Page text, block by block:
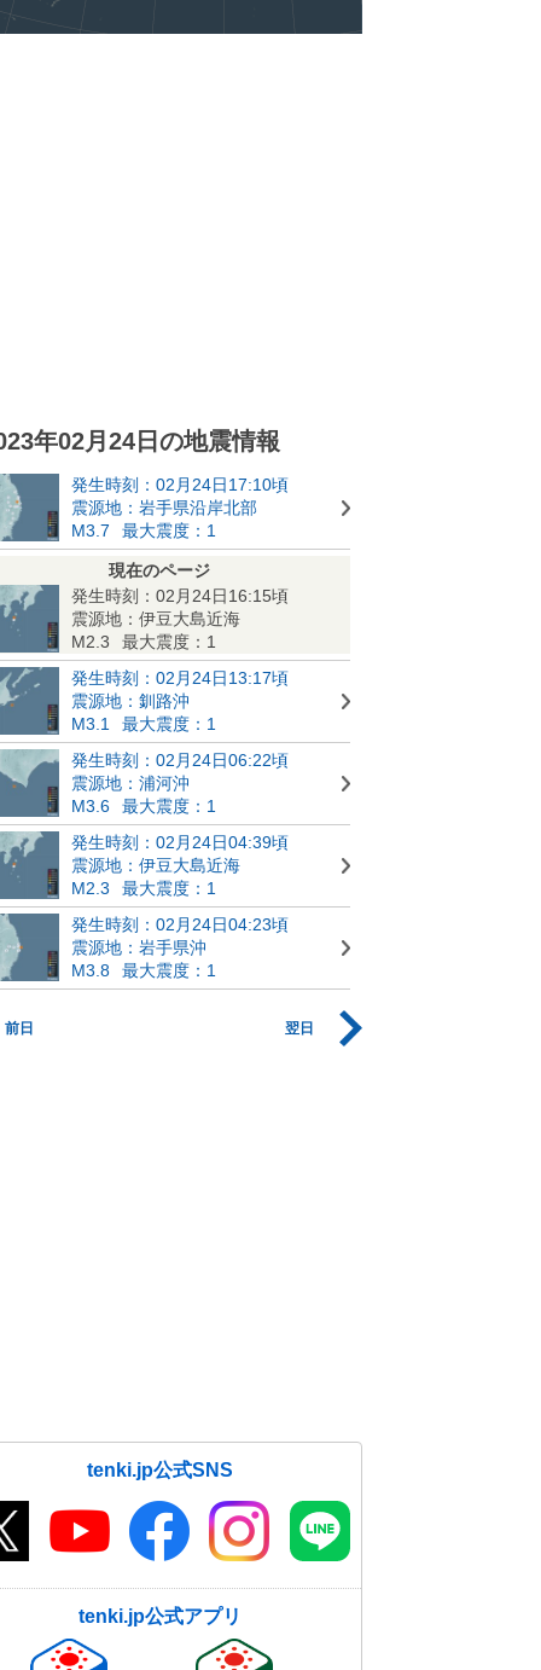
年02月24日の地震情報
発生時刻：02月24日17:10頃
震源地：岩手県沿岸北部
M3.7
最大震度：1
現在のページ
発生時刻：02月24日16:15頃
震源地：伊豆大島近海
M2.3
最大震度：1
発生時刻：02月24日13:17頃
震源地：釧路沖
M3.1
最大震度：1
発生時刻：02月24日06:22頃
震源地：浦河沖
M3.6
最大震度：1
発生時刻：02月24日04:39頃
震源地：伊豆大島近海
M2.3
最大震度：1
発生時刻：02月24日04:23頃
震源地：岩手県沖
M3.8
最大震度：1
前日 翌日
tenki.jp公式SNS
tenki.jp公式アプリ